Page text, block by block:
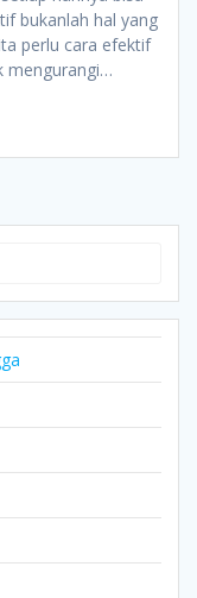
bukanlah hal yang
perlu cara efektif
mengurangi…